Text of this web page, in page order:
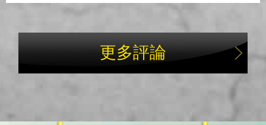
更多評論